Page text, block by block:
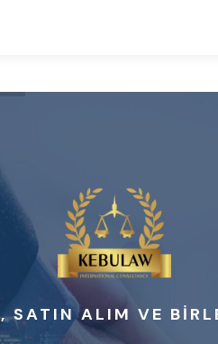
SATIN ALIM VE